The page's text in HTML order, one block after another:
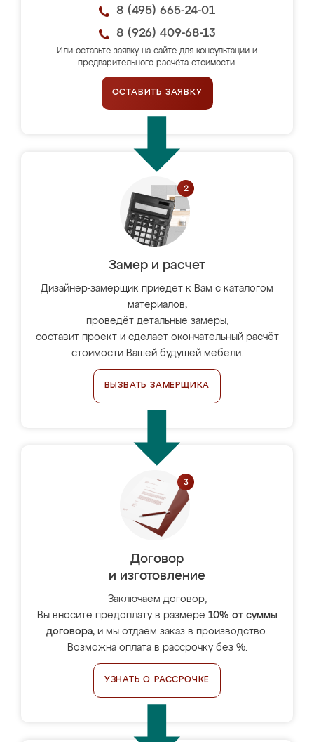
8 (495) 665-24-01
8 (926) 409-68-13
Или оставьте заявку на сайте для консультации и
предварительного расчёта стоимости.
ОСТАВИТЬ ЗАЯВКУ
Замер и расчет
Дизайнер-замерщик приедет к Вам с каталогом
материалов,
проведёт детальные замеры,
составит проект и сделает окончательный расчёт
стоимости Вашей будущей мебели.
ВЫЗВАТЬ ЗАМЕРЩИКА
Договор
и изготовление
Заключаем договор,
Вы вносите предоплату в размере 10% от суммы
договора, и мы отдаём заказ в производство.
Возможна оплата в рассрочку без %.
УЗНАТЬ О РАССРОЧКЕ